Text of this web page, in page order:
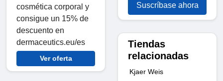
cosmética corporal y
consigue un 15% de
descuento en
dermaceutics.eu/es
Ver oferta
Suscríbase ahora
Tiendas
relacionadas
Kjaer Weis